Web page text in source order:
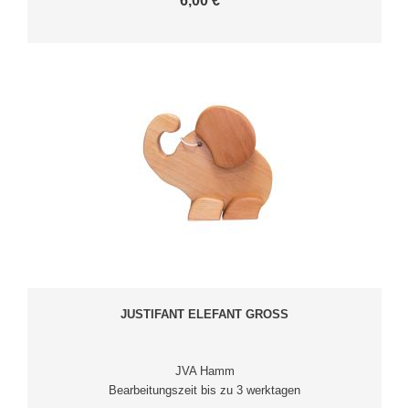
JUSTIFANT ELEFANT GROSS
JVA Hamm
Bearbeitungszeit bis zu 3 werktagen